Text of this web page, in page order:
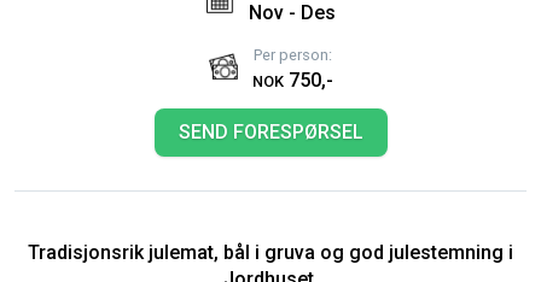
Nov - Des
Per person:
NOK750,-
SEND FORESPØRSEL
Tradisjonsrik julemat, bål i gruva og god julestemning i